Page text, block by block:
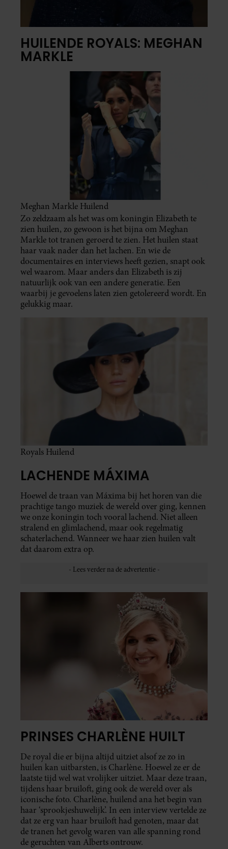
HUILENDE ROYALS: MEGHAN
MARKLE
Meghan Markle Huilend
Zo zeldzaam als het was om koningin Elizabeth te
zien huilen, zo gewoon is het bijna om Meghan
Markle tot tranen geroerd te zien. Het huilen staat
haar vaak nader dan het lachen. En wie de
documentaires en interviews heeft gezien, snapt ook
wel waarom. Maar anders dan Elizabeth is zij
natuurlijk ook van een andere generatie. Een
waarbij je gevoelens laten zien getolereerd wordt. En
gelukkig maar.
Royals Huilend
LACHENDE MÁXIMA
Hoewel de traan van Máxima bij het horen van die
prachtige tango muziek de wereld over ging, kennen
we onze koningin toch vooral lachend. Niet alleen
stralend en glimlachend, maar ook regelmatig
schaterlachend. Wanneer we haar zien huilen valt
dat daarom extra op.
PRINSES CHARLÈNE HUILT
De royal die er bijna altijd uitziet alsof ze zo in
huilen kan uitbarsten, is Charlène. Hoewel ze er de
laatste tijd wel wat vrolijker uitziet. Maar deze traan,
tijdens haar bruiloft, ging ook de wereld over als
iconische foto. Charlène, huilend ana het begin van
haar ‘sprookjeshuwelijk’. In een interview vertelde ze
dat ze erg van haar bruiloft had genoten, maar dat
de tranen het gevolg waren van alle spanning rond
de geruchten van Alberts ontrouw.